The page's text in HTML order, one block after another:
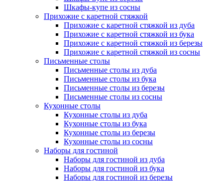
Шкафы-купе из сосны
Прихожие с каретной стяжкой
Прихожие с каретной стяжкой из дуба
Прихожие с каретной стяжкой из бука
Прихожие с каретной стяжкой из березы
Прихожие с каретной стяжкой из сосны
Письменные столы
Письменные столы из дуба
Письменные столы из бука
Письменные столы из березы
Письменные столы из сосны
Кухонные столы
Кухонные столы из дуба
Кухонные столы из бука
Кухонные столы из березы
Кухонные столы из сосны
Наборы для гостиной
Наборы для гостиной из дуба
Наборы для гостиной из бука
Наборы для гостиной из березы